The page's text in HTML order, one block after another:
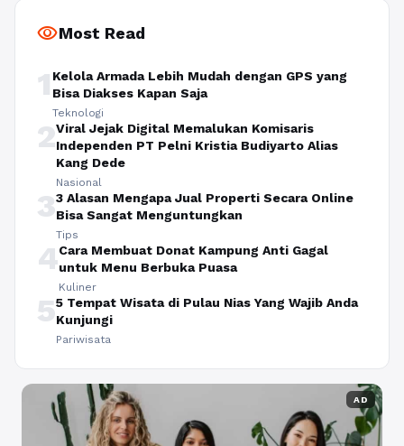
visibilityMost Read
1 Kelola Armada Lebih Mudah dengan GPS yang
Bisa Diakses Kapan Saja
Teknologi
2Viral Jejak Digital Memalukan Komisaris
Independen PT Pelni Kristia Budiyarto Alias
Kang Dede
Nasional
33 Alasan Mengapa Jual Properti Secara Online
Bisa Sangat Menguntungkan
Tips
4Cara Membuat Donat Kampung Anti Gagal
untuk Menu Berbuka Puasa
Kuliner
55 Tempat Wisata di Pulau Nias Yang Wajib Anda
Kunjungi
Pariwisata
AD